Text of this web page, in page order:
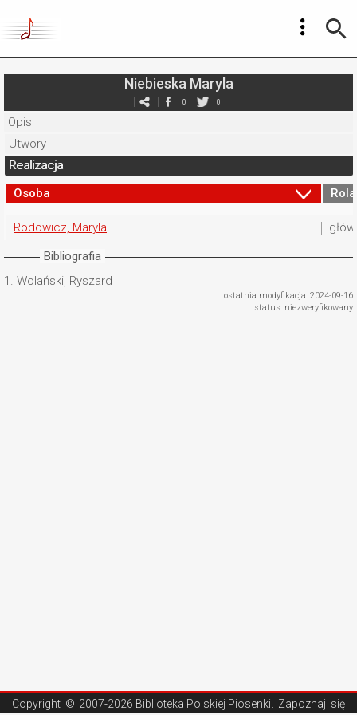
Niebieska Maryla
0 0
Opis
Utwory
Realizacja
Osoba
Rola
Rodowicz, Maryla
Bibliografia
1. Wolański, Ryszard
ostatnia modyfikacja: 2024-09-16
status: niezweryfikowany
Copyright © 2007-2026 Biblioteka Polskiej Piosenki . Zapoznaj się